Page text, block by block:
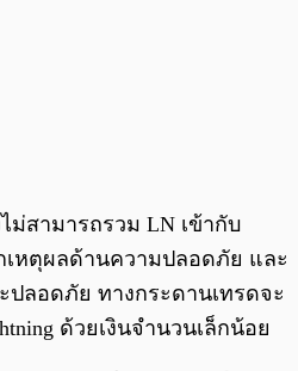
ม่สามารถรวม LN เข้ากับ
เหตุผลด้านความปลอดภัย และ
ปลอดภัย ทางกระดานเทรดจะ
ด้วยเงินจำนวนเล็กน้อย